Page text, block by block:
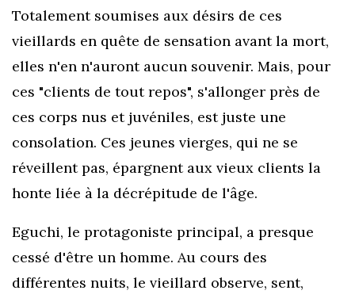
Totalement soumises aux désirs de ces
vieillards en quête de sensation avant la mort,
elles n'en n'auront aucun souvenir. Mais, pour
ces "clients de tout repos", s'allonger près de
ces corps nus et juvéniles, est juste une
consolation. Ces jeunes vierges, qui ne se
réveillent pas, épargnent aux vieux clients la
honte liée à la décrépitude de l'âge.
Eguchi, le protagoniste principal, a presque
cessé d'être un homme. Au cours des
différentes nuits, le vieillard observe, sent,